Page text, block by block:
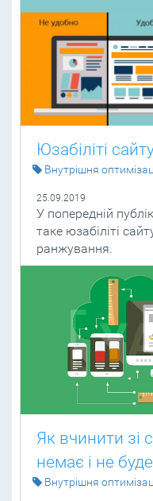
Юзабіліті
Внутрішня
25.09.2019
У попередній
таке юзабіліті
ранжування.
Як вчинити зі
немає і не буде
Внутрішня